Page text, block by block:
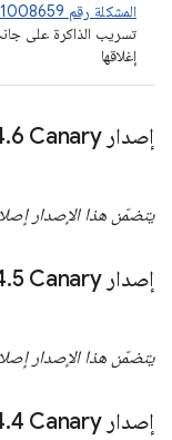
المشكلة رقم 471008659
تسريب الذاكرة على
إغلاقها
إصدار Canary ‏36 .6 من Android Emulator
يتضمّن هذا الإصدار
إصدار Canary‏ 36 .5 من Android Emulator
يتضمّن هذا الإصدار
إصدار Canary‏ 36 .4 من Android Emulator